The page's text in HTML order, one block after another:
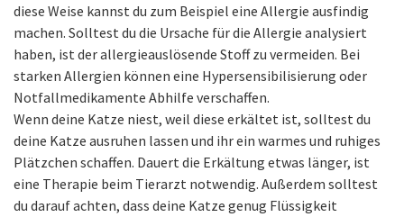
diese Weise kannst du zum Beispiel eine Allergie ausfindig
machen. Solltest du die Ursache für die Allergie analysiert
haben, ist der allergieauslösende Stoff zu vermeiden. Bei
starken Allergien können eine Hypersensibilisierung oder
Notfallmedikamente Abhilfe verschaffen.
Wenn deine Katze niest, weil diese erkältet ist, solltest du
deine Katze ausruhen lassen und ihr ein warmes und ruhiges
Plätzchen schaffen. Dauert die Erkältung etwas länger, ist
eine Therapie beim Tierarzt notwendig. Außerdem solltest
du darauf achten, dass deine Katze genug Flüssigkeit